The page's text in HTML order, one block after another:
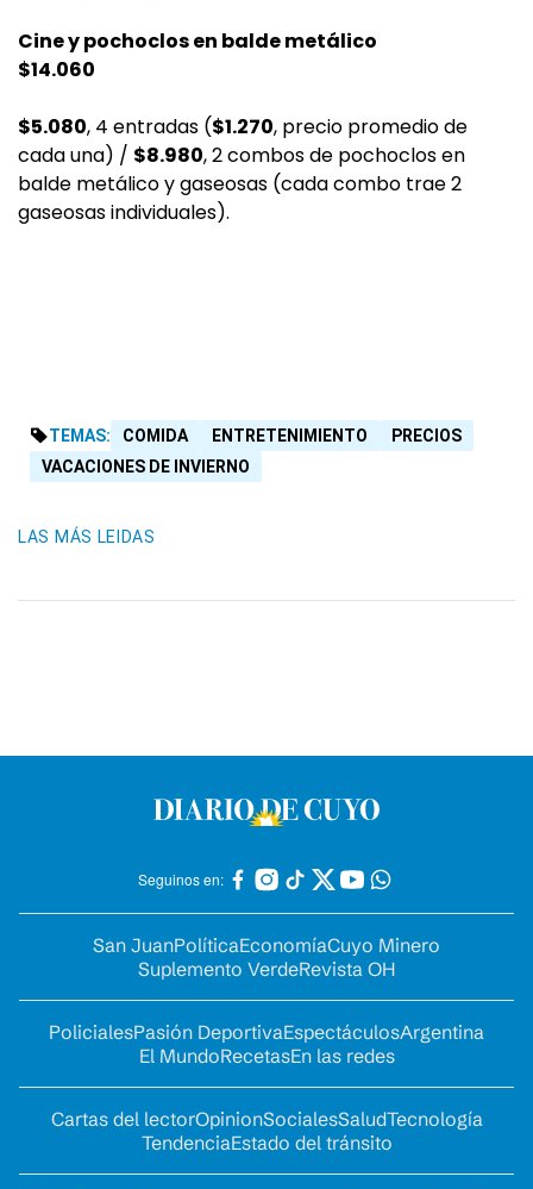
Cine y pochoclos en balde metálico
$14.060
$5.080, 4 entradas ($1.270, precio promedio de
cada una) / $8.980, 2 combos de pochoclos en
balde metálico y gaseosas (cada combo trae 2
gaseosas individuales).
TEMAS: COMIDA ENTRETENIMIENTO
PRECIOS
VACACIONES DE INVIERNO
LAS MÁS LEIDAS
Seguinos en:
San JuanPolíticaEconomíaCuyo Minero
Suplemento VerdeRevista OH
PolicialesPasión DeportivaEspectáculosArgentina
El MundoRecetasEn las redes
Cartas del lectorOpinionSocialesSaludTecnología
TendenciaEstado del tránsito